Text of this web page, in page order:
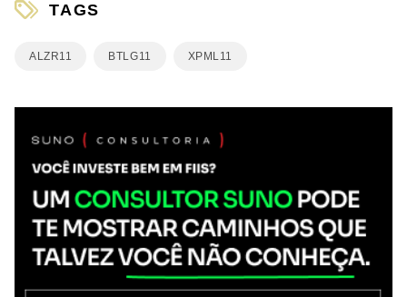
TAGS
ALZR11 BTLG11 XPML11